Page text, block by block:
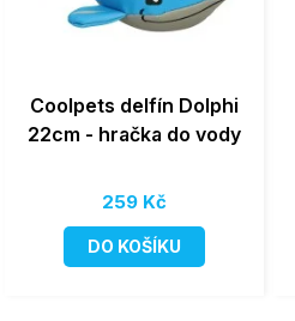
Coolpets delfín Dolphi
22cm - hračka do vody
259 Kč
DO KOŠÍKU